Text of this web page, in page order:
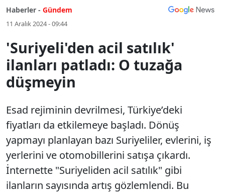
Haberler - Gündem
11 Aralık 2024 - 09:44
'Suriyeli'den acil satılık'
ilanları patladı: O tuzağa
düşmeyin
Esad rejiminin devrilmesi, Türkiye’deki
fiyatları da etkilemeye başladı. Dönüş
yapmayı planlayan bazı Suriyeliler, evlerini, iş
yerlerini ve otomobillerini satışa çıkardı.
İnternette "Suriyeliden acil satılık" gibi
ilanların sayısında artış gözlemlendi. Bu